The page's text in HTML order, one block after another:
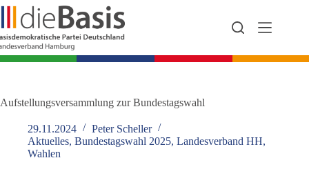
Zum
Inhalt
springen
Aufstellungsversammlung zur Bundestagswahl
29.11.2024
Peter Scheller
Aktuelles, Bundestagswahl 2025, Landesverband HH,
Wahlen